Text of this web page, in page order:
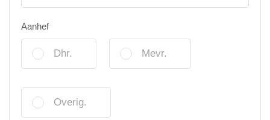
Aanhef
Dhr. Mevr.
Overig.